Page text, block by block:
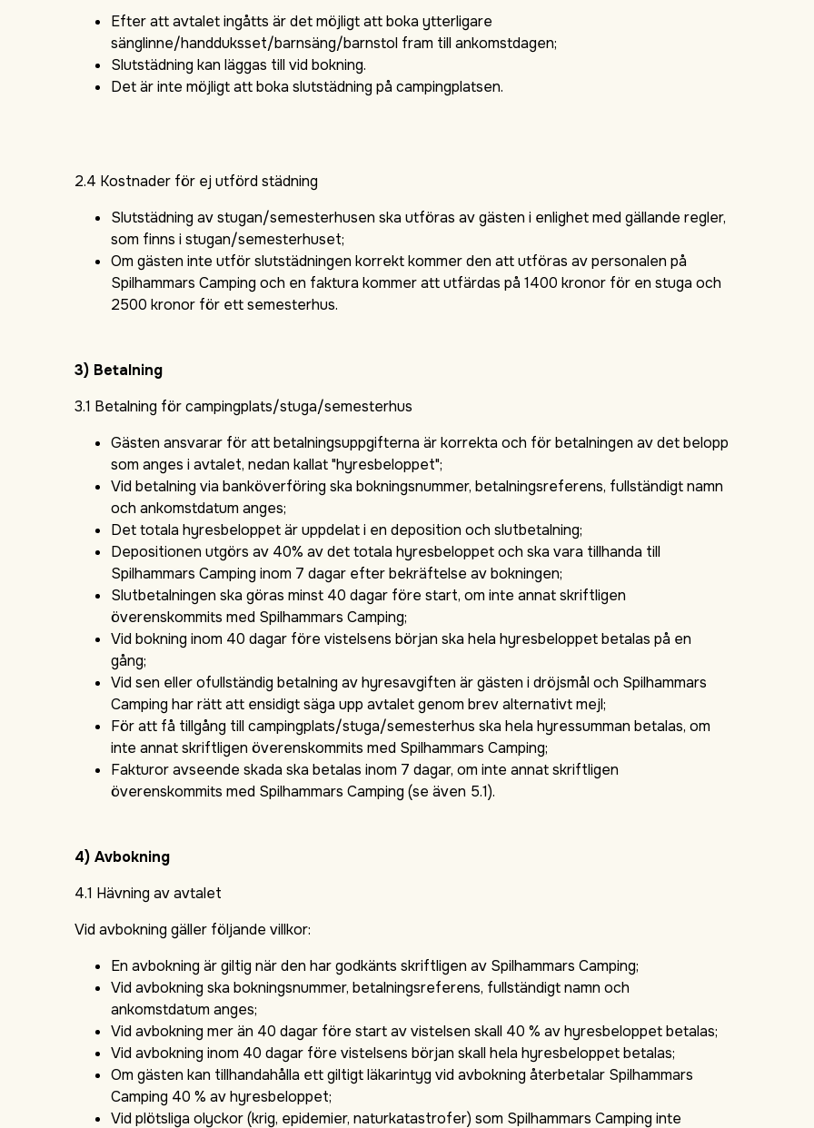
Efter att avtalet ingåtts är det möjligt att boka ytterligare
sänglinne/handduksset/barnsäng/barnstol fram till ankomstdagen;
Slutstädning kan läggas till vid bokning.
Det är inte möjligt att boka slutstädning på campingplatsen.
2.4 Kostnader för ej utförd städning
Slutstädning av stugan/semesterhusen ska utföras av gästen i enlighet med gällande regler,
som finns i stugan/semesterhuset;
Om gästen inte utför slutstädningen korrekt kommer den att utföras av personalen på
Spilhammars Camping och en faktura kommer att utfärdas på 1400 kronor för en stuga och
2500 kronor för ett semesterhus.
3) Betalning
3.1 Betalning för campingplats/stuga/semesterhus
Gästen ansvarar för att betalningsuppgifterna är korrekta och för betalningen av det belopp
som anges i avtalet, nedan kallat "hyresbeloppet";
Vid betalning via banköverföring ska bokningsnummer, betalningsreferens, fullständigt namn
och ankomstdatum anges;
Det totala hyresbeloppet är uppdelat i en deposition och slutbetalning;
Depositionen utgörs av 40% av det totala hyresbeloppet och ska vara tillhanda till
Spilhammars Camping inom 7 dagar efter bekräftelse av bokningen;
Slutbetalningen ska göras minst 40 dagar före start, om inte annat skriftligen
överenskommits med Spilhammars Camping;
Vid bokning inom 40 dagar före vistelsens början ska hela hyresbeloppet betalas på en
gång;
Vid sen eller ofullständig betalning av hyresavgiften är gästen i dröjsmål och Spilhammars
Camping har rätt att ensidigt säga upp avtalet genom brev alternativt mejl;
För att få tillgång till campingplats/stuga/semesterhus ska hela hyressumman betalas, om
inte annat skriftligen överenskommits med Spilhammars Camping;
Fakturor avseende skada ska betalas inom 7 dagar, om inte annat skriftligen
överenskommits med Spilhammars Camping (se även 5.1).
4) Avbokning
4.1 Hävning av avtalet
Vid avbokning gäller följande villkor:
En avbokning är giltig när den har godkänts skriftligen av Spilhammars Camping;
Vid avbokning ska bokningsnummer, betalningsreferens, fullständigt namn och
ankomstdatum anges;
Vid avbokning mer än 40 dagar före start av vistelsen skall 40 % av hyresbeloppet betalas;
Vid avbokning inom 40 dagar före vistelsens början skall hela hyresbeloppet betalas;
Om gästen kan tillhandahålla ett giltigt läkarintyg vid avbokning återbetalar Spilhammars
Camping 40 % av hyresbeloppet;
Vid plötsliga olyckor (krig, epidemier, naturkatastrofer) som Spilhammars Camping inte